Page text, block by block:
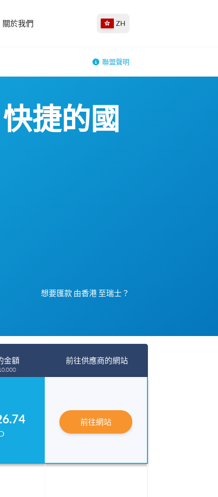
關於我們 ZH
聯盟聲明
捷的國
想要匯款 由香港 至瑞士？
金額 前往供應商的網站
前往網站